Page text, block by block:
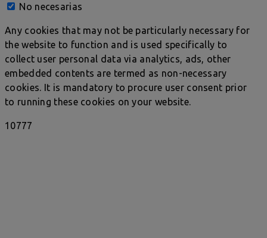
No necesarias
Any cookies that may not be particularly necessary for
the website to function and is used specifically to
collect user personal data via analytics, ads, other
embedded contents are termed as non-necessary
cookies. It is mandatory to procure user consent prior
to running these cookies on your website.
10777